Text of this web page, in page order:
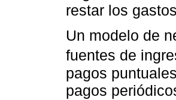
restar los
Un modelo de
fuentes de
pagos
pagos